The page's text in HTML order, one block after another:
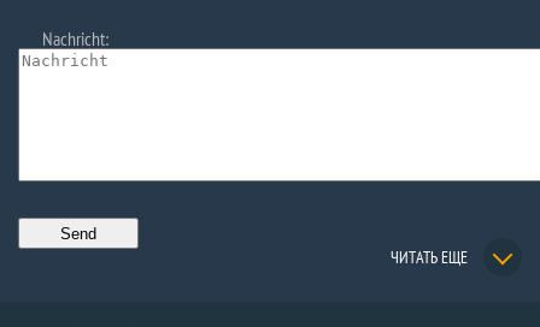
Nachricht:
ЧИТАТЬ ЕЩЕ